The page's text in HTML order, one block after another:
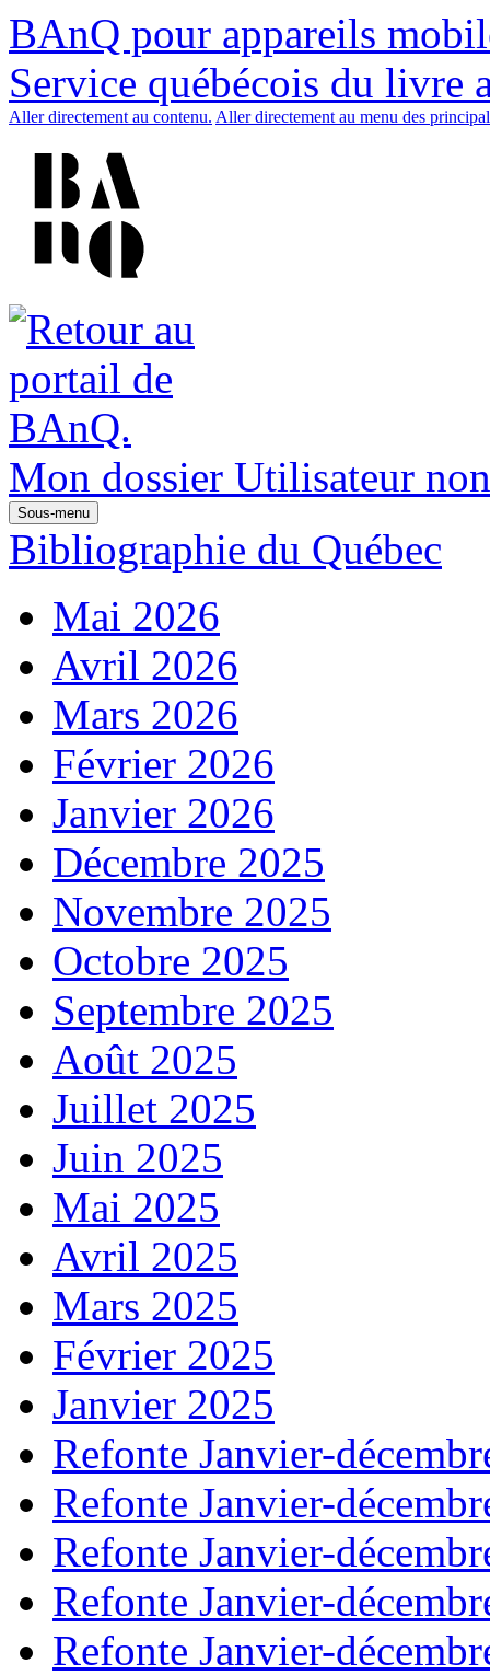
BAnQ pour appareils
Service québécois du livre
Aller directement au contenu. Aller directement au menu des
Mon dossier Utilisateur
Sous-menu
Bibliographie du Québec
Mai 2026
Avril 2026
Mars 2026
Février 2026
Janvier 2026
Décembre 2025
Novembre 2025
Octobre 2025
Septembre 2025
Août 2025
Juillet 2025
Juin 2025
Mai 2025
Avril 2025
Mars 2025
Février 2025
Janvier 2025
Refonte Janvier-
Refonte Janvier-
Refonte Janvier-
Refonte Janvier-
Refonte Janvier-